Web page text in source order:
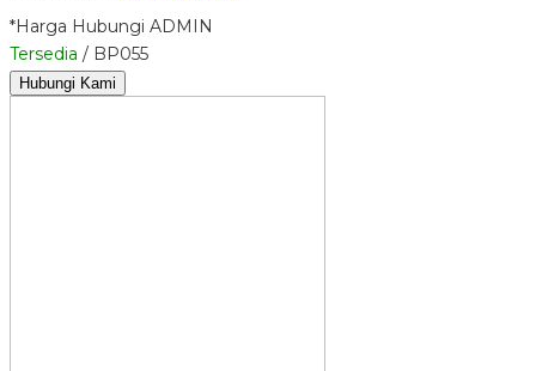
*Harga Hubungi ADMIN
Tersedia / BP055
Hubungi Kami